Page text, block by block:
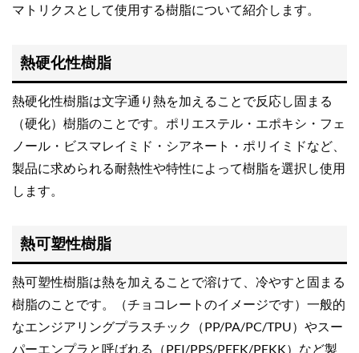
マトリクスとして使用する樹脂について紹介します。
熱硬化性樹脂
熱硬化性樹脂は文字通り熱を加えることで反応し固まる
（硬化）樹脂のことです。ポリエステル・エポキシ・フェ
ノール・ビスマレイミド・シアネート・ポリイミドなど、
製品に求められる耐熱性や特性によって樹脂を選択し使用
します。
熱可塑性樹脂
熱可塑性樹脂は熱を加えることで溶けて、冷やすと固まる
樹脂のことです。（チョコレートのイメージです）一般的
なエンジアリングプラスチック（PP/PA/PC/TPU）やスー
パーエンプラと呼ばれる（PEI/PPS/PEEK/PEKK）など製